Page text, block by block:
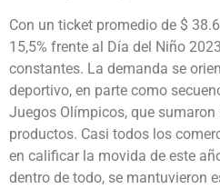
Con un ticket promedio de $
15,5% frente al Día del Niño
constantes. La demanda se
deportivo, en parte como
Juegos Olímpicos, que
productos. Casi todos los
en calificar la movida de este
dentro de todo, se mantuvieron